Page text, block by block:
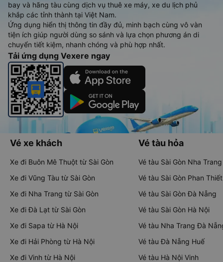
bay và hãng tàu cùng dịch vụ thuê xe máy, xe du lịch phủ
khắp các tỉnh thành tại Việt Nam.
Ứng dụng hiển thị thông tin đầy đủ, minh bạch cùng vô vàn
tiện ích giúp người dùng so sánh và lựa chọn phương án di
chuyển tiết kiệm, nhanh chóng và phù hợp nhất.
Tải ứng dụng Vexere ngay
Vé xe khách
Xe đi Buôn Mê Thuột từ Sài Gòn
Xe đi Vũng Tàu từ Sài Gòn
Xe đi Nha Trang từ Sài Gòn
Xe đi Đà Lạt từ Sài Gòn
Xe đi Sapa từ Hà Nội
Xe đi Hải Phòng từ Hà Nội
Xe đi Vinh từ Hà Nội
Vé tàu hỏa
Vé tàu Sài Gòn Nha Trang
Vé tàu Sài Gòn Phan Thiết
Vé tàu Sài Gòn Đà Nẵng
Vé tàu Sài Gòn Hà Nội
Vé tàu Nha Trang Đà
Vé tàu Đà Nẵng Huế
Vé tàu Hà Nội Vinh